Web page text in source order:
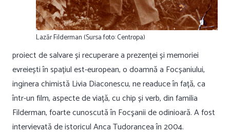
Lazăr Filderman (Sursa foto: Centropa)
proiect de salvare și recuperare a prezenței și memoriei
evreiești în spațiul est-european, o doamnă a Focșaniului,
inginera chimistă Livia Diaconescu, ne readuce în față, ca
într-un film, aspecte de viață, cu chip și verb, din familia
Filderman, foarte cunoscută în Focşanii de odinioară. A fost
intervievată de istoricul Anca Tudorancea în 2004.